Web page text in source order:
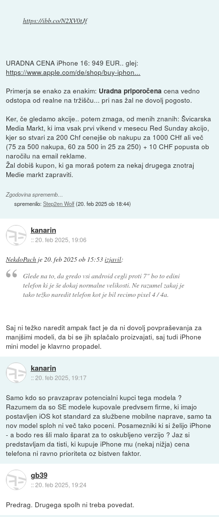
https://ibb.co/N2XV0tJf
URADNA CENA iPhone 16: 949 EUR.. glej:
https://www.apple.com/de/shop/buy-iphon...
Primerja se enako za enakim: Uradna priporočena cena vedno
odstopa od realne na tržišču... pri nas žal ne dovolj pogosto.
Ker, če gledamo akcije.. potem zmaga, od menih znanih: Švicarska
Media Markt, ki ima vsak prvi vikend v mesecu Red Sunday akcijo,
kjer so stvari za 200 Chf cenejše ob nakupu za 1000 CHf ali več
(75 za 500 nakupa, 60 za 500 in 25 za 250) + 10 CHF popusta ob
naročilu na email reklame.
Žal dobiš kupon, ki ga moraš potem za nekaj drugega znotraj
Medie markt zapraviti.
Zgodovina sprememb…
spremenilo:Step2en Wolf(20. feb 2025 ob 18:44)
kanarin
::20. feb 2025, 19:06
NekdoPach je20. feb 2025 ob 15:53izjavil:
Glede na to, da gredo vsi android cegli proti 7" bo to edini
telefon ki je še dokaj normalne velikosti. Ne razumel zakaj je
tako težko naredit telefon kot je bil recimo pixel 4 / 4a.
Saj ni težko naredit ampak fact je da ni dovolj povpraševanja za
manjšimi modeli, da bi se jih splačalo proizvajati, saj tudi iPhone
mini model je klavrno propadel.
kanarin
::20. feb 2025, 19:17
Samo kdo so pravzaprav potencialni kupci tega modela ?
Razumem da so SE modele kupovale predvsem firme, ki imajo
postavljen iOS kot standard za službene mobilne naprave, samo ta
nov model sploh ni več tako poceni. Posamezniki ki si želijo iPhone
- a bodo res šli malo šparat za to oskubljeno verzijo ? Jaz si
predstavljam da tisti, ki kupuje iPhone mu (nekaj nižja) cena
telefona ni ravno prioriteta oz bistven faktor.
gb39
::20. feb 2025, 19:24
Predrag. Drugega spolh ni treba povedat.